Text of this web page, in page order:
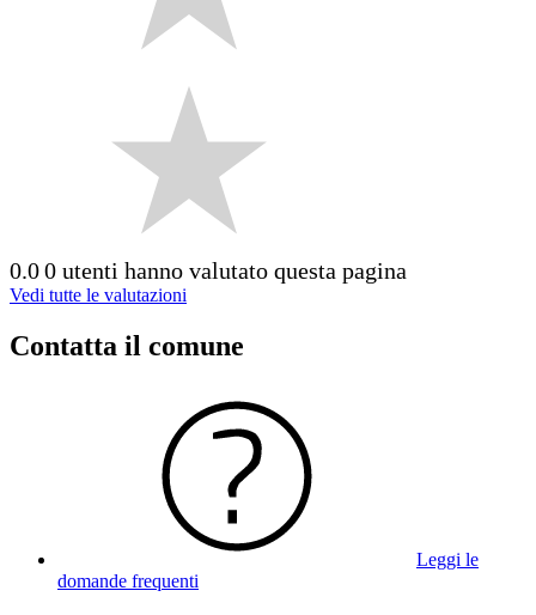
0.00 utenti hanno valutato questa pagina
Vedi tutte le valutazioni
Contatta il comune
Leggi le
domande frequenti